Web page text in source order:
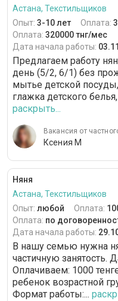
Астана, Текстильщиков
Опыт: 3-10 лет Оплата:
Оплата: 320000 тнг/мес
Дата начала работы:
Предлагаем работу
день (5/2, 6/1) без
мытье детской
глажка детского
раскрыть...
Вакансия от
Ксения М
Няня
Астана, Текстильщиков
Опыт: любой Оплата:
Оплата: по
Дата начала работы:
В нашу семью нужна
частичную занятость.
Оплачиваем: 1000
ребенок возрастной
Формат работы:...